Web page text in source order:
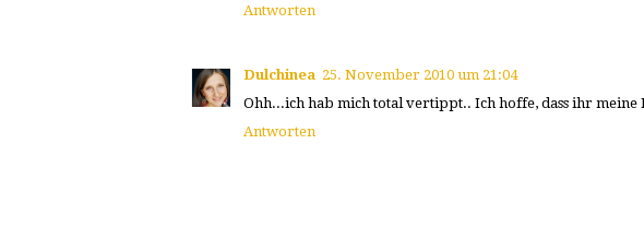
Antworten
Dulchinea 25. November 2010 um 21:04
Ohh...ich hab mich total vertippt.. Ich hoffe, dass ihr
Antworten